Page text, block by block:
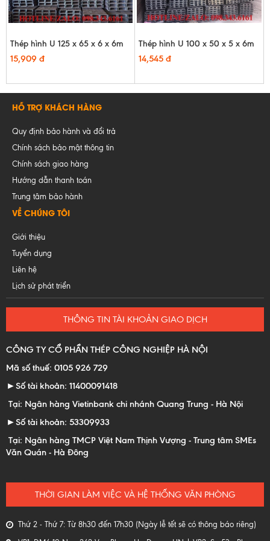
Thép hình U 125 x 65 x 6 x 6m
15,909 đ
Thép hình U 100 x 50 x 5 x 6m
14,545 đ
HỖ TRỢ KHÁCH HÀNG
Quy định bảo hành và đổi trả
Chính sách bảo mật thông tin
Chính sách giao hàng
Hướng dẫn thanh toán
Trung tâm bảo hành
VỀ CHÚNG TÔI
Giới thiệu
Tuyển dụng
Liên hệ
Lịch sử phát triển
THÔNG TIN TÀI KHOẢN GIAO DỊCH
CÔNG TY CỔ PHẦN THÉP CÔNG NGHIỆP HÀ NỘI
Mã số thuế: 0105 926 729
►Số tài khoản: 11400091418
Tại: Ngân hàng Vietinbank chi nhánh Quang Trung - Hà Nội
►Số tài khoản: 53309933
Tại: Ngân hàng TMCP Việt Nam Thịnh Vượng - Trung tâm SMEs
Văn Quán - Hà Đông
THỜI GIAN LÀM VIỆC VÀ HỆ THỐNG VĂN PHÒNG
Thứ 2 - Thứ 7: Từ 8h30 đến 17h30 (Ngày lễ tết sẽ có thông báo riêng)